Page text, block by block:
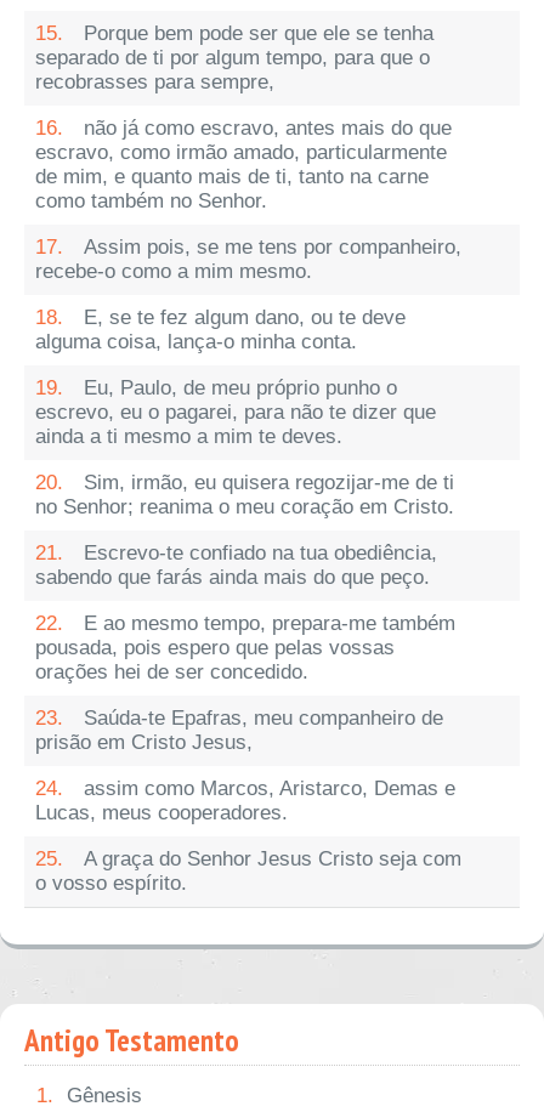
15.
Porque bem pode ser que ele se tenha
separado de ti por algum tempo, para que o
recobrasses para sempre,
16.
não já como escravo, antes mais do que
escravo, como irmão amado, particularmente
de mim, e quanto mais de ti, tanto na carne
como também no Senhor.
17.
Assim pois, se me tens por companheiro,
recebe-o como a mim mesmo.
18.
E, se te fez algum dano, ou te deve
alguma coisa, lança-o minha conta.
19.
Eu, Paulo, de meu próprio punho o
escrevo, eu o pagarei, para não te dizer que
ainda a ti mesmo a mim te deves.
20.
Sim, irmão, eu quisera regozijar-me de ti
no Senhor; reanima o meu coração em Cristo.
21.
Escrevo-te confiado na tua obediência,
sabendo que farás ainda mais do que peço.
22.
E ao mesmo tempo, prepara-me também
pousada, pois espero que pelas vossas
orações hei de ser concedido.
23.
Saúda-te Epafras, meu companheiro de
prisão em Cristo Jesus,
24.
assim como Marcos, Aristarco, Demas e
Lucas, meus cooperadores.
25.
A graça do Senhor Jesus Cristo seja com
o vosso espírito.
Antigo Testamento
1. Gênesis